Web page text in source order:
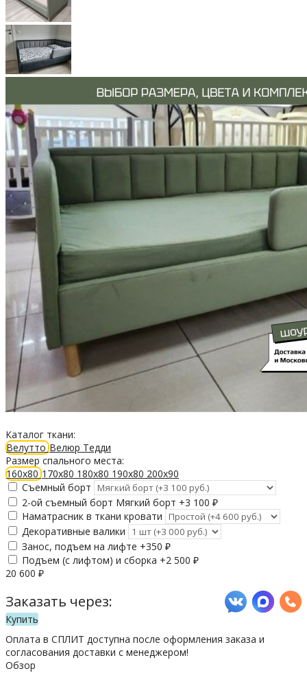
Каталог ткани:
ВелуттоВелюр Тедди
Размер спального места:
160х80170х80 180х80 190х80 200х90
Съемный борт
2-ой съемный борт Мягкий борт +3 100 ₽
Наматрасник в ткани кровати
Декоративные валики
Занос, подъем на лифте +350 ₽
Подъем (с лифтом) и сборка +2 500 ₽
20 600 ₽
Заказать через:
Купить
Оплата в СПЛИТ доступна после оформления заказа и
согласования доставки с менеджером!
Обзор